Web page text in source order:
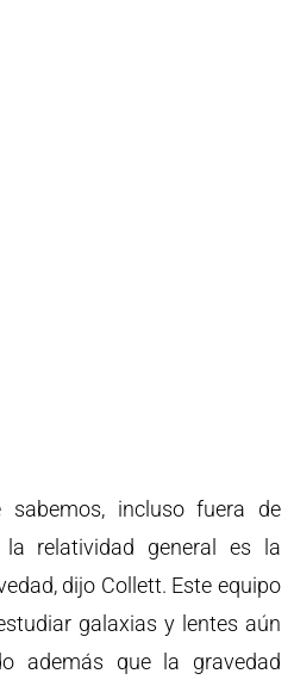
sabemos, incluso fuera de
relatividad general es la
dijo Collett. Este equipo
galaxias y lentes aún
además que la gravedad